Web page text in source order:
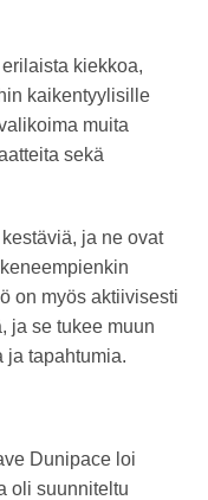
kiekkoa,
kaikentyylisille
muita
sekä
ja ne ovat
on myös aktiivisesti
ja se tukee muun
ja tapahtumia.
Dunipace loi
oli suunniteltu